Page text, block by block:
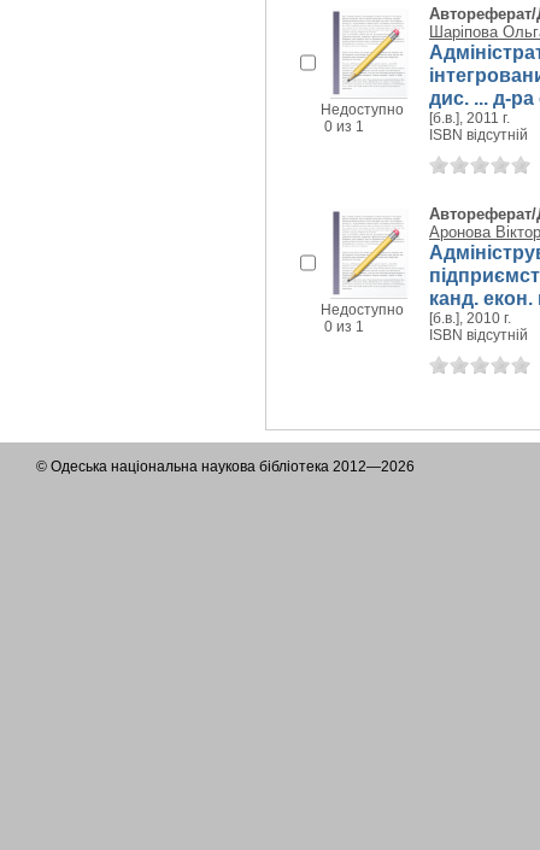
Недоступно
0 из 1
Автореферат/
Шаріпова
дис. ... д-ра
[б.в.], 2011 г.
ISBN відсутній
Недоступно
0 из 1
Автореферат/
Аронова
канд. екон.
[б.в.], 2010 г.
ISBN відсутній
© Одеська національна наукова бібліотека 2012—2026